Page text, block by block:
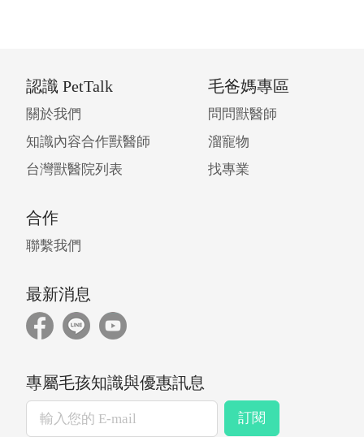
認識 PetTalk
關於我們
知識內容合作獸醫師
台灣獸醫院列表
毛爸媽專區
問問獸醫師
溜寵物
找專業
合作
聯繫我們
最新消息
專屬毛孩知識與優惠訊息
訂閱